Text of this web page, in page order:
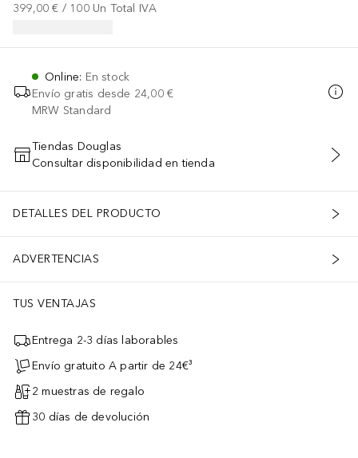
399,00 € / 100 Un Total IVA
Online: En stock
Envío gratis desde 24,00 €
MRW Standard
AÑADIR AL CARRITO
Tiendas Douglas
Consultar disponibilidad en tienda
DETALLES DEL PRODUCTO
ADVERTENCIAS
TUS VENTAJAS
Entrega 2-3 días laborables
Envío gratuito A partir de 24€³
2 muestras de regalo
30 días de devolución